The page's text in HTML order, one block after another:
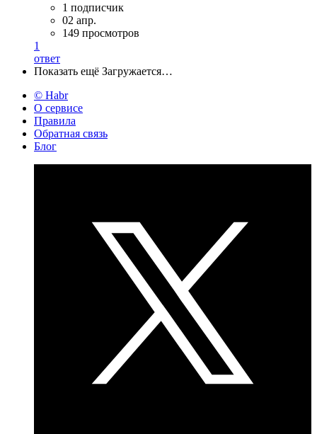
1 подписчик
02 апр.
149 просмотров
1
ответ
Показать ещё Загружается…
© Habr
О сервисе
Правила
Обратная связь
Блог